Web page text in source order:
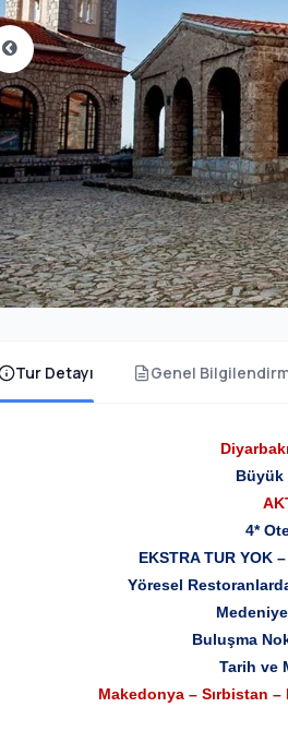
Tur Detayı Genel
Büyük
4*
EKSTRA TUR YOK
Yöresel
Buluşma Noktasında
Tarih ve
Makedonya – Sırbistan